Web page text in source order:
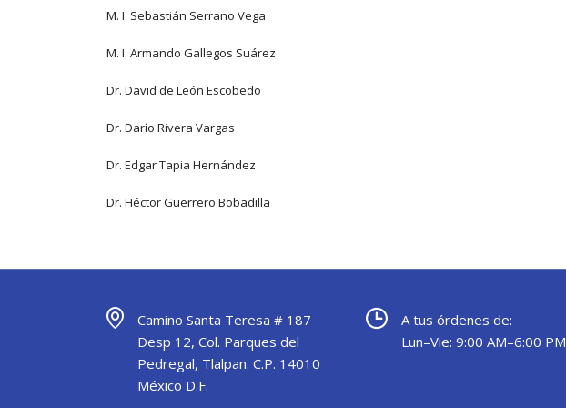
M. I. Sebastián Serrano Vega
M. I. Armando Gallegos Suárez
Dr. David de León Escobedo
Dr. Darío Rivera Vargas
Dr. Edgar Tapia Hernández
Dr. Héctor Guerrero Bobadilla
Camino Santa Teresa # 187
Desp 12, Col. Parques del
Pedregal, Tlalpan. C.P. 14010
México D.F.
A tus órdenes de:
Lun–Vie: 9:00 AM–6:00 PM